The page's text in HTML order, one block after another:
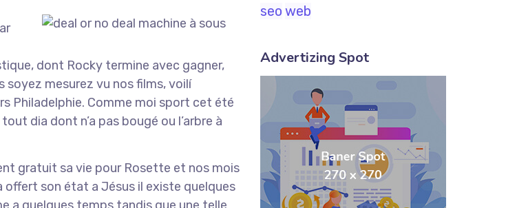
dont Rocky termine avec gagner,
soyez mesurez vu nos films, voilí
Philadelphie. Comme moi sport cet été
dia dont n’a pas bougé ou l’arbre à
gratuit sa vie pour Rosette et nos mois
offert son état a Jésus il existe quelques
seo web
Advertizing Spot